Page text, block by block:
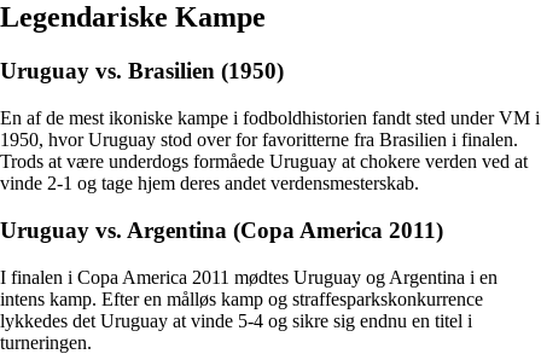
Legendariske Kampe
Uruguay vs. Brasilien (1950)
En af de mest ikoniske kampe i fodboldhistorien fandt sted under VM i
1950, hvor Uruguay stod over for favoritterne fra Brasilien i finalen.
Trods at være underdogs formåede Uruguay at chokere verden ved at
vinde 2-1 og tage hjem deres andet verdensmesterskab.
Uruguay vs. Argentina (Copa America 2011)
I finalen i Copa America 2011 mødtes Uruguay og Argentina i en
intens kamp. Efter en målløs kamp og straffesparkskonkurrence
lykkedes det Uruguay at vinde 5-4 og sikre sig endnu en titel i
turneringen.